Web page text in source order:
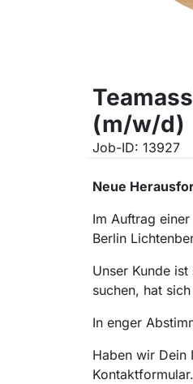
(m/w/d)
Job-ID: 13927
Neue
Im Auftrag
Berlin
Unser Kunde
suchen, hat
In enger
Haben wir Dein
Kontaktformular.